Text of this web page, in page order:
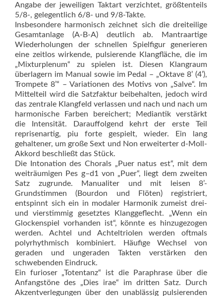
Angabe der jeweiligen Taktart verzichtet, größten­teils
5/8-, gelegentlich 6/8- und 9/8-Takte.
Insbesondere harmonisch zeichnet sich die dreiteilige
Gesamtan­lage (A-B-A) deutlich ab. Mantra­artige
Wiederholungen der schnellen Spielfigur generieren
eine zeitlos wirkende, pulsierende Klangfläche, die im
„Mixturplenum“ zu spielen ist. Diesen Klangraum
überlagern im Manual sowie im Pedal – „Oktave 8’ (4’),
Trompete 8’“ – Variationen des Motivs von „Salve“. Im
Mittelteil wird die Satzfaktur beibehalten, jedoch wird
das zentrale Klangfeld verlassen und nach und nach um
harmonische Farben bereichert; Mediantik verstärkt
die Intensität. Darauffolgend kehrt der erste Teil
reprisenartig, piu forte gespielt, wieder. Ein lang
gehaltener, um große Sext und Non erweiterter d-Moll-
Akkord beschließt das Stück.
Die Intonation des Chorals „Puer natus est“, mit dem
weiträumigen Pes g–d1 von „Puer“, liegt dem zweiten
Satz zugrunde. Manualiter und mit leisen 8’-
Grundstimmen (Bourdon und Flöten) registriert,
entspinnt sich ein in modaler Harmonik zumeist drei-
und vierstimmig gesetztes Klanggeflecht. „Wenn ein
Glo­ckenspiel vorhanden ist“, könnte es hinzugezogen
werden. Achtel und Achteltriolen werden oftmals
polyrhythmisch kombiniert. Häufige Wechsel von
geraden und ungeraden Takten verstärken den
schwebenden Eindruck.
Ein furioser „Totentanz“ ist die Paraphrase über die
Anfangstöne des „Dies irae“ im dritten Satz. Durch
Akzentverlegungen über den unablässig pulsierenden